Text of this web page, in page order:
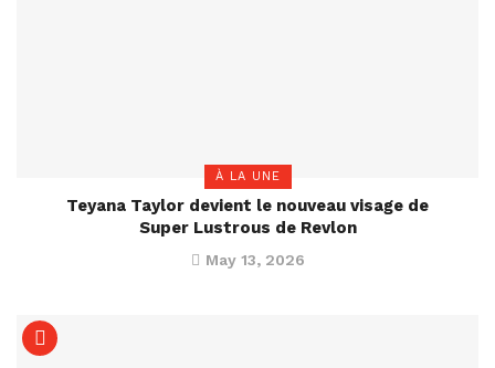
À LA UNE
Teyana Taylor devient le nouveau visage de
Super Lustrous de Revlon
May 13, 2026